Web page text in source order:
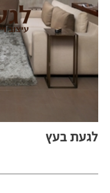
לגעת בעץ